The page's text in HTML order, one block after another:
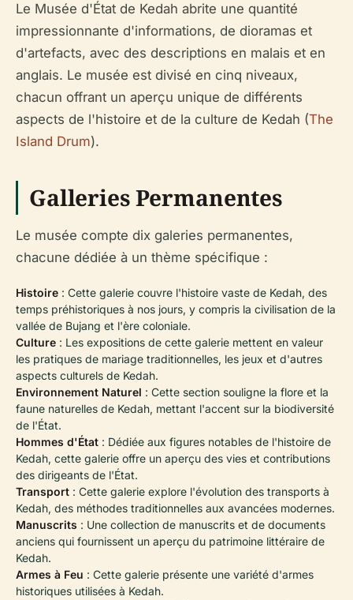
Le Musée d'État de Kedah abrite une quantité
impressionnante d'informations, de dioramas et
d'artefacts, avec des descriptions en malais et en
anglais. Le musée est divisé en cinq niveaux,
chacun offrant un aperçu unique de différents
aspects de l'histoire et de la culture de Kedah (The
Island Drum).
Galleries Permanentes
Le musée compte dix galeries permanentes,
chacune dédiée à un thème spécifique :
Histoire : Cette galerie couvre l'histoire vaste de Kedah, des
temps préhistoriques à nos jours, y compris la civilisation de la
vallée de Bujang et l'ère coloniale.
Culture : Les expositions de cette galerie mettent en valeur
les pratiques de mariage traditionnelles, les jeux et d'autres
aspects culturels de Kedah.
Environnement Naturel : Cette section souligne la flore et la
faune naturelles de Kedah, mettant l'accent sur la biodiversité
de l'État.
Hommes d'État : Dédiée aux figures notables de l'histoire de
Kedah, cette galerie offre un aperçu des vies et contributions
des dirigeants de l'État.
Transport : Cette galerie explore l'évolution des transports à
Kedah, des méthodes traditionnelles aux avancées modernes.
Manuscrits : Une collection de manuscrits et de documents
anciens qui fournissent un aperçu du patrimoine littéraire de
Kedah.
Armes à Feu : Cette galerie présente une variété d'armes
historiques utilisées à Kedah.